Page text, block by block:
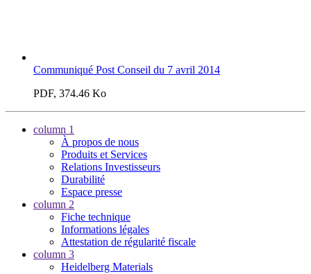
Communiqué Post Conseil du 7 avril 2014
PDF, 374.46 Ko
column 1
À propos de nous
Produits et Services
Relations Investisseurs
Durabilité
Espace presse
column 2
Fiche technique
Informations légales
Attestation de régularité fiscale
column 3
Heidelberg Materials